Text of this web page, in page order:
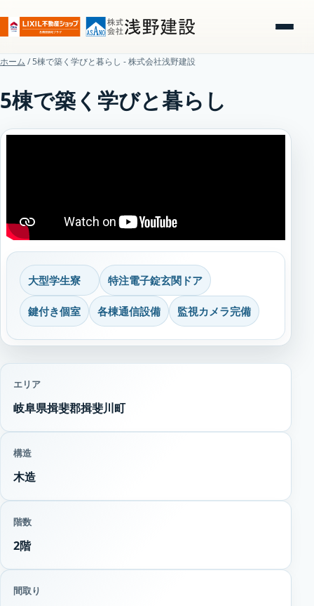
ホーム /5棟で築く学びと暮らし - 株式会社浅野建設
5棟で築く学びと暮らし
大型学生寮 特注電子錠玄関ドア
鍵付き個室 各棟通信設備 監視カメラ完備
エリア
岐阜県揖斐郡揖斐川町
構造
木造
階数
2階
間取り